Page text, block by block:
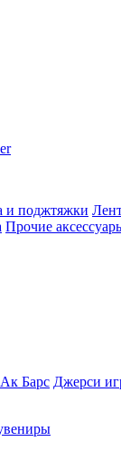
и поджтяжки
Прочие
Барс Джерси